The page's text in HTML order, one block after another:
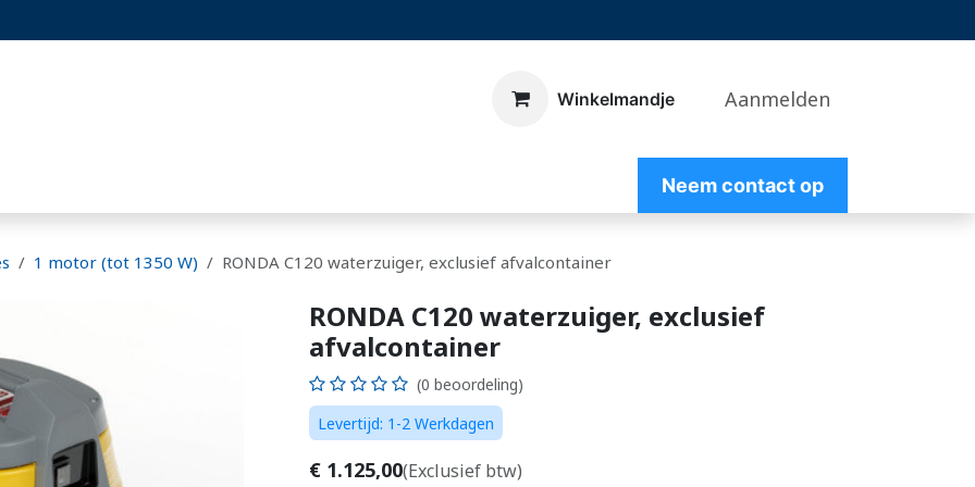
​Winkelmandje Aanmelden
Neem contact op
1 motor (tot 1350 W) RONDA C120 waterzuiger, exclusief afvalcontainer
RONDA C120 waterzuiger, exclusief
afvalcontainer
(0 beoordeling)
Levertijd: 1-2 Werkdagen
€ 1.125,00(Exclusief btw)